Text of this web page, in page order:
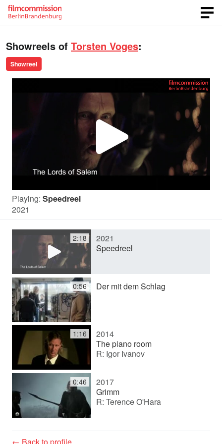
Showreels of Torsten Voges:
Showreel
P
l
y
V
i
d
e
Playing: Speedreel
2021
2:18
2021
Speedreel
0:56 Der mit dem Schlag
1:16
2014
The piano room
R: Igor Ivanov
0:46
2017
Grimm
R: Terence O'Hara